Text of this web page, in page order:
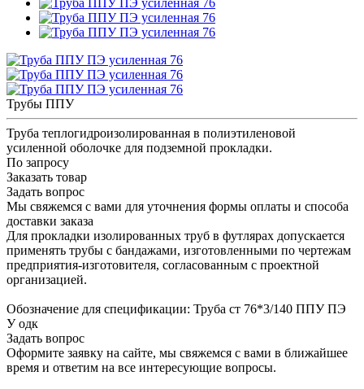
Трубы ППУ
Труба теплогидроизолированная в полиэтиленовой
усиленной оболочке для подземной прокладки.
По запросу
Заказать товар
Задать вопрос
Мы свяжемся с вами для уточнения формы оплаты и способа
доставки заказа
Для прокладки изолированных труб в футлярах допускается
применять трубы с бандажами, изготовленными по чертежам
предприятия-изготовителя, согласованным с проектной
организацией.
Обозначение для спецификации: Труба ст 76*3/140 ППУ ПЭ
У одк
Задать вопрос
Оформите заявку на сайте, мы свяжемся с вами в ближайшее
время и ответим на все интересующие вопросы.